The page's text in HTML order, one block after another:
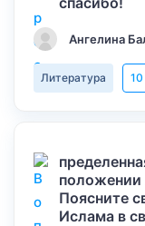
Ангелина
Литература
положении
Поясните
Ислама в